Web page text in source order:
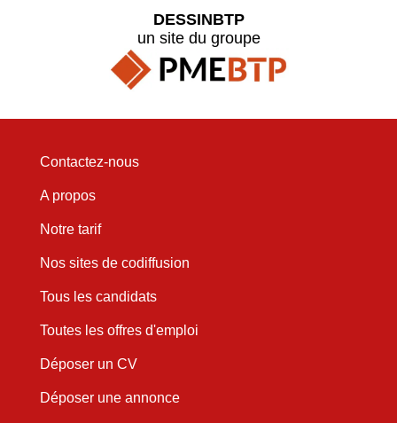
DESSINBTP
un site du groupe
Contactez-nous
A propos
Notre tarif
Nos sites de codiffusion
Tous les candidats
Toutes les offres d'emploi
Déposer un CV
Déposer une annonce